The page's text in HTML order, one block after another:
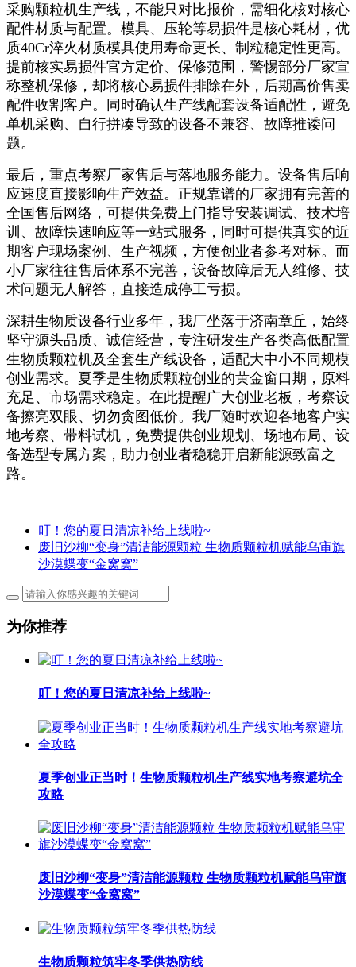
采购颗粒机生产线，不能只对比报价，需细化核对核心
配件材质与配置。模具、压轮等易损件是核心耗材，优
质40Cr淬火材质模具使用寿命更长、制粒稳定性更高。
提前核实易损件官方定价、保修范围，警惕部分厂家宣
称整机保修，却将核心易损件排除在外，后期高价售卖
配件收割客户。同时确认生产线配套设备适配性，避免
单机采购、自行拼凑导致的设备不兼容、故障推诿问
题。
最后，重点考察厂家售后与落地服务能力。设备售后响
应速度直接影响生产效益。正规靠谱的厂家拥有完善的
全国售后网络，可提供免费上门指导安装调试、技术培
训、故障快速响应等一站式服务，同时可提供真实的近
期客户现场案例、生产视频，方便创业者参考对标。而
小厂家往往售后体系不完善，设备故障后无人维修、技
术问题无人解答，直接造成停工亏损。
深耕生物质设备行业多年，我厂坐落于济南章丘，始终
坚守源头品质、诚信经营，专注研发生产各类高低配置
生物质颗粒机及全套生产线设备，适配大中小不同规模
创业需求。夏季是生物质颗粒创业的黄金窗口期，原料
充足、市场需求稳定。在此提醒广大创业老板，考察设
备擦亮双眼、切勿贪图低价。我厂随时欢迎各地客户实
地考察、带料试机，免费提供创业规划、场地布局、设
备选型专属方案，助力创业者稳稳开启新能源致富之
路。
叮！您的夏日清凉补给上线啦~
废旧沙柳“变身”清洁能源颗粒 生物质颗粒机赋能乌审旗
沙漠蝶变“金窝窝”
为你推荐
叮！您的夏日清凉补给上线啦~
夏季创业正当时！生物质颗粒机生产线实地考察避坑全
攻略
废旧沙柳“变身”清洁能源颗粒 生物质颗粒机赋能乌审旗
沙漠蝶变“金窝窝”
生物质颗粒筑牢冬季供热防线